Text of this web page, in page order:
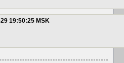
19:50:25 MSK